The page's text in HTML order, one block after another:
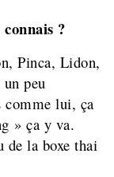
?
Pinca, Lidon,
peu
comme lui, ça
» ça y va.
de la boxe thai